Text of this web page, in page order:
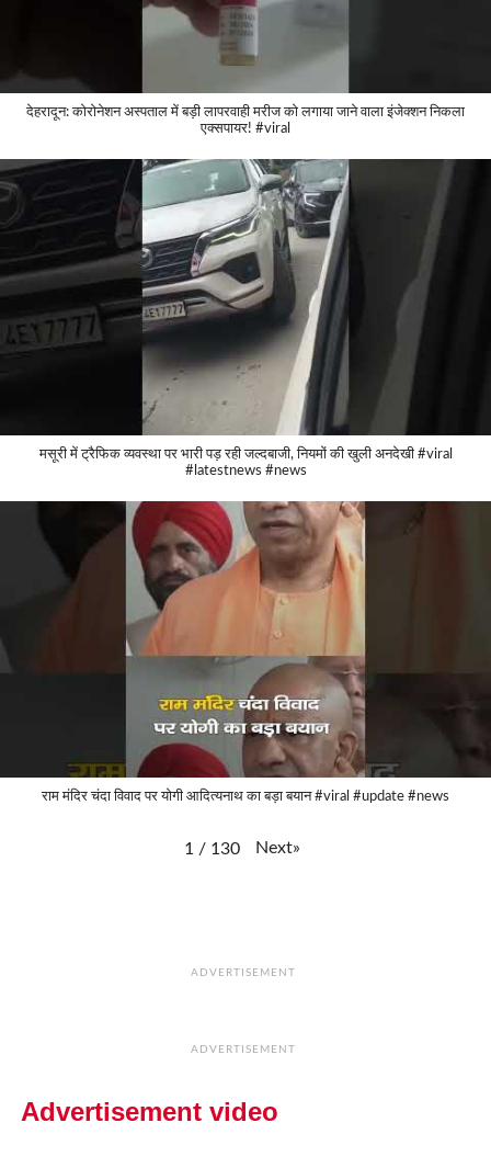
देहरादून: कोरोनेशन अस्पताल में बड़ी लापरवाही मरीज को लगाया जाने वाला इंजेक्शन निकला
एक्सपायर! #viral
मसूरी में ट्रैफिक व्यवस्था पर भारी पड़ रही जल्दबाजी, नियमों की खुली अनदेखी #viral
#latestnews #news
राम मंदिर चंदा विवाद पर योगी आदित्यनाथ का बड़ा बयान #viral #update #news
1 / 130 Next»
ADVERTISEMENT
ADVERTISEMENT
Advertisement video